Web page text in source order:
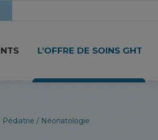
L’OFFRE DE SOINS GHT
Pédiatrie / Néonatologie